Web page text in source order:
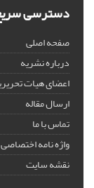
دسترسی
صفحه اصلی
درباره نشریه
اعضای هیات
ارسال مقاله
تماس با ما
واژه نامه اختصاصی
نقشه سایت